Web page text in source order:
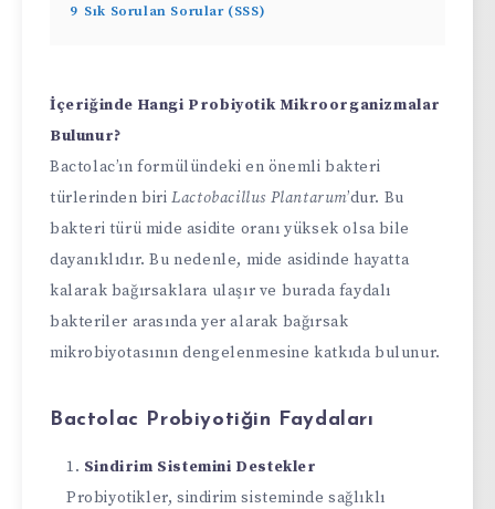
9 Sık Sorulan Sorular (SSS)
İçeriğinde Hangi Probiyotik Mikroorganizmalar
Bulunur?
Bactolac’ın formülündeki en önemli bakteri
türlerinden biriLactobacillus Plantarum’dur. Bu
bakteri türü mide asidite oranı yüksek olsa bile
dayanıklıdır. Bu nedenle, mide asidinde hayatta
kalarak bağırsaklara ulaşır ve burada faydalı
bakteriler arasında yer alarak bağırsak
mikrobiyotasının dengelenmesine katkıda bulunur.
Bactolac Probiyotiğin Faydaları
Sindirim Sistemini Destekler
Probiyotikler, sindirim sisteminde sağlıklı